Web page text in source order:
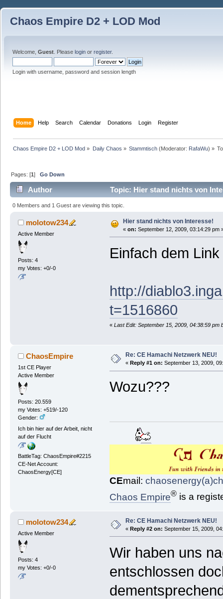
Chaos Empire D2 + LOD Mod
Welcome, Guest . Please login or register.
Login with username, password and session length
Home Help Search Calendar Donations Login Register
Chaos Empire D2 + LOD Mod » Daily Chaos » Stammtisch(Moderator: RafaWu) »
Pages: [1]Go Down
Author Topic: Hier stand nichts von
0 Members and 1 Guest are viewing this topic.
molotow234
Active Member
Posts: 4
my Votes: +0/-0
Hier stand nichts von Interesse!
« on: September 12, 2009, 03:14:29 pm
Einfach dem
http://
t=1516860
« Last Edit: September 15, 2009, 04:38:59 pm
ChaosEmpire
1st CE Player
Active Member
Posts: 20.559
my Votes: +519/-120
Gender:
Ich bin hier auf der Arbeit, nicht
auf der Flucht
BattleTag: ChaosEmpire#2215
CE-Net Account:
ChaosEnergy[CE]
Re: CE Hamachi Netzwerk NEU!
« Reply #1 on: September 13, 2009,
Wozu???
CEmail:
Chaos Empire®is a
molotow234
Active Member
Posts: 4
my Votes: +0/-0
Re: CE Hamachi Netzwerk NEU!
« Reply #2 on: September 15, 2009,
Wir haben uns
entschlossen